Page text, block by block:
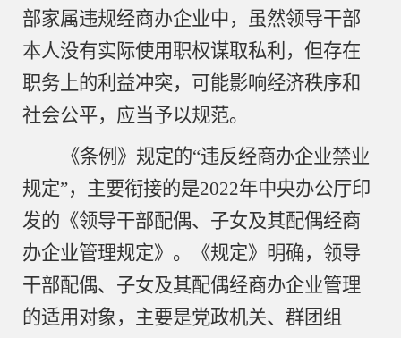
部家属违规经商办企业中，虽然领导干部
本人没有实际使用职权谋取私利，但存在
职务上的利益冲突，可能影响经济秩序和
社会公平，应当予以规范。
《条例》规定的“违反经商办企业禁业
规定”，主要衔接的是2022年中央办公厅印
发的《领导干部配偶、子女及其配偶经商
办企业管理规定》。《规定》明确，领导
干部配偶、子女及其配偶经商办企业管理
的适用对象，主要是党政机关、群团组